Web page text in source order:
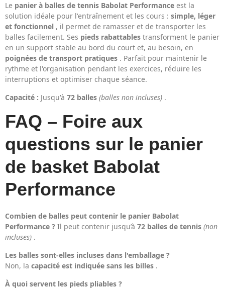
Le panier à balles de tennis Babolat Performance est la
solution idéale pour l'entraînement et les cours : simple, léger
et fonctionnel , il permet de ramasser et de transporter les
balles facilement. Ses pieds rabattables transforment le panier
en un support stable au bord du court et, au besoin, en
poignées de transport pratiques . Parfait pour maintenir le
rythme et l'organisation pendant les exercices, réduire les
interruptions et optimiser chaque séance.
Capacité : Jusqu'à 72 balles (balles non incluses) .
FAQ – Foire aux
questions sur le panier
de basket Babolat
Performance
Combien de balles peut contenir le panier Babolat
Performance ? Il peut contenir jusqu’à 72 balles de tennis (non
incluses) .
Les balles sont-elles incluses dans l'emballage ?
Non, la capacité est indiquée sans les billes .
À quoi servent les pieds pliables ?